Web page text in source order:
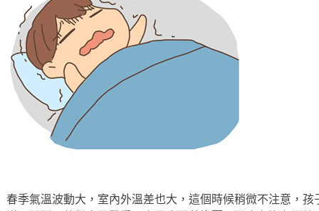
春季氣溫波動大，室內外溫差也大，這個時候稍微不注意，